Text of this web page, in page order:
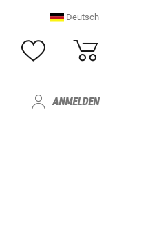
Deutsch
ANMELDEN